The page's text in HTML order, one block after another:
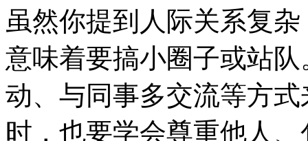
虽然你提到人际关系复
意味着要搞小圈子或站
动、与同事多交流等方
时，也要学会尊重他人